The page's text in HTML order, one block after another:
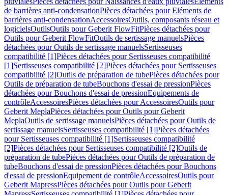
de barrières anti-condensationPièces détachées pour Eléments de
barrières anti-condensationAccessoiresOutils, composants réseau et
logicielsOutilsOutils pour Geberit FlowFitPièces détachées pour
Outils pour Geberit FlowFitOutils de sertissage manuelsPièces
détachées pour Outils de sertissage manuelsSertisseuses
compatibilité [1]Pièces détachées pour Sertisseuses compatibilité
[1]Sertisseuses compatibilité [2]Pièces détachées pour Sertisseuses
compatibilité [2]Outils de préparation de tubePièces détachées pour
Outils de préparation de tubeBouchons d'essai de pressionPièces
détachées pour Bouchons d'essai de pressionEquipements de
contrôleAccessoiresPièces détachées pour AccessoiresOutils pour
Geberit MeplaPièces détachées pour Outils pour Geberit
MeplaOutils de sertissage manuelsPièces détachées pour Outils de
sertissage manuelsSertisseuses compatibilité [1]Pièces détachées
pour Sertisseuses compatibilité [1]Sertisseuses compatibilité
[2]Pièces détachées pour Sertisseuses compatibilité [2]Outils de
préparation de tubePièces détachées pour Outils de préparation de
tubeBouchons d'essai de pressionPièces détachées pour Bouchons
d'essai de pressionEquipement de contrôleAccessoiresOutils pour
Geberit MapressPièces détachées pour Outils pour Geberit